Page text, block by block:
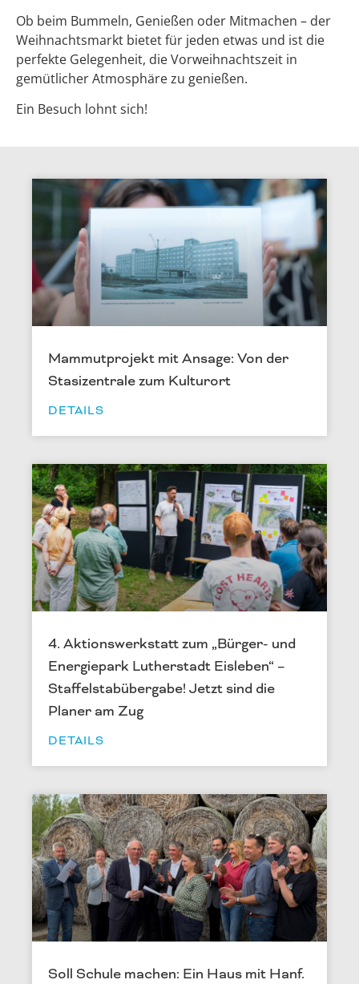
Ob beim Bummeln, Genießen oder Mitmachen – der
Weihnachtsmarkt bietet für jeden etwas und ist die
perfekte Gelegenheit, die Vorweihnachtszeit in
gemütlicher Atmosphäre zu genießen.
Ein Besuch lohnt sich!
Mammutprojekt mit Ansage: Von der
Stasizentrale zum Kulturort
DETAILS
4. Aktionswerkstatt zum „Bürger- und
Energiepark Lutherstadt Eisleben“ –
Staffelstabübergabe! Jetzt sind die
Planer am Zug
DETAILS
Soll Schule machen: Ein Haus mit Hanf.